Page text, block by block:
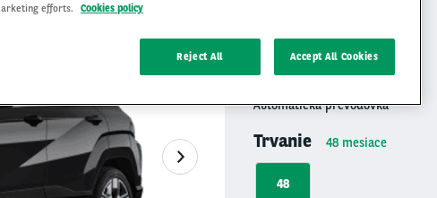
363 €
Automatická prevodovka
Trvanie 48 mesiace
48
efforts.
Cookies policy
Reject All Accept All Cookies